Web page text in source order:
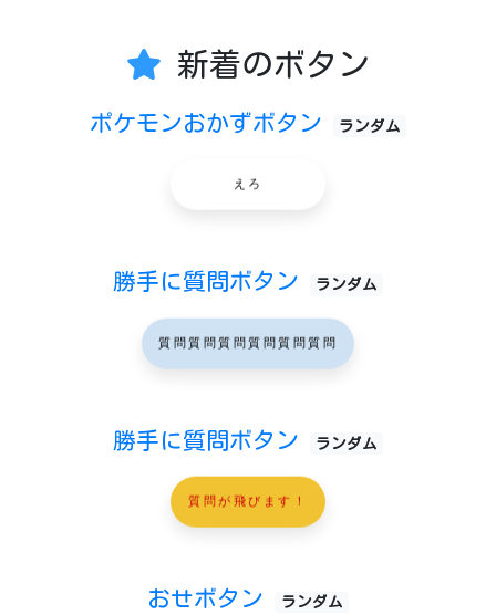
新着のボタン
ポケモンおかずボタン ランダム
えろ
勝手に質問ボタン ランダム
質問質問質問質問質問質問
勝手に質問ボタン ランダム
質問が飛びます！
おせボタン ランダム